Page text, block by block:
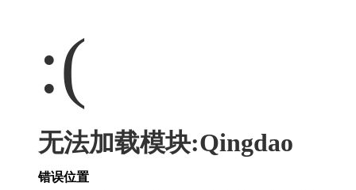
:(
无法加载模块:Qingdao
错误位置